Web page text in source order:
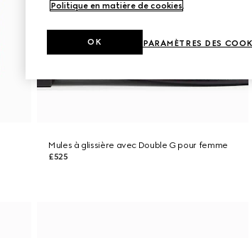
Mules à glissière avec Double G pour femme
£525
Politique en matière de cookies.
PARAMÈTRES DES
OK